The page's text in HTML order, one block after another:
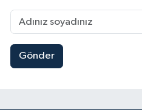
Gönder